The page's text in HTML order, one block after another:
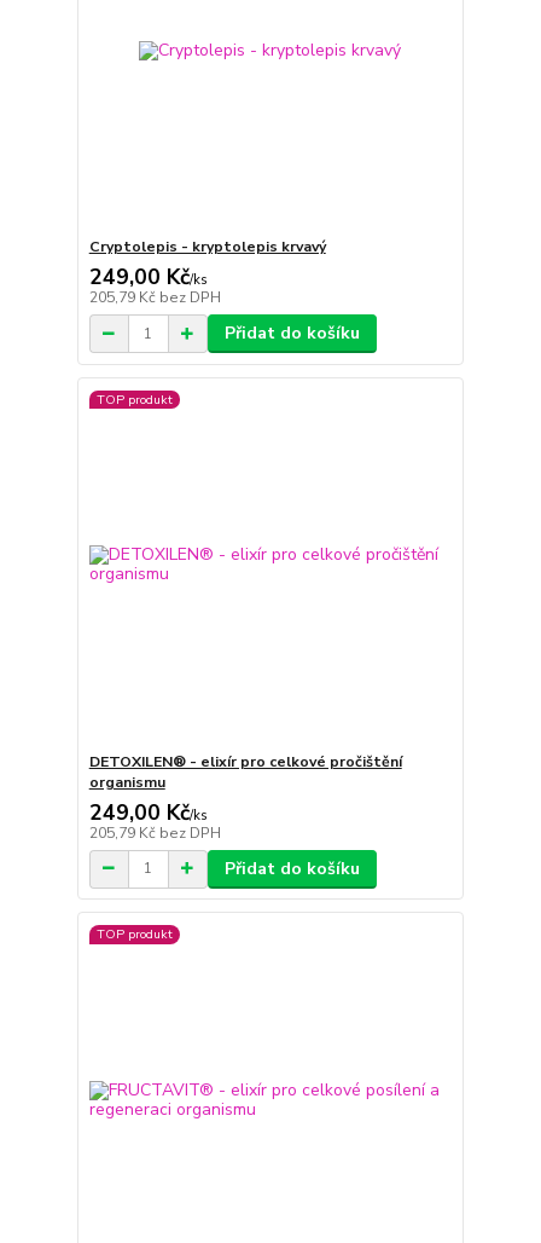
Cryptolepis - kryptolepis krvavý
249,00 Kč/ks
205,79 Kč bez DPH
Přidat do košíku
TOP produkt
DETOXILEN® - elixír pro celkové pročištění
organismu
249,00 Kč/ks
205,79 Kč bez DPH
Přidat do košíku
TOP produkt